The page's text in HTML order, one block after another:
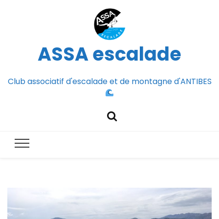
ASSA escalade
Club associatif d'escalade et de montagne d'ANTIBES